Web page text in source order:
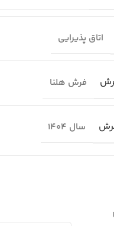
اتاق پذیرایی
فرش هلنا
سال 1404